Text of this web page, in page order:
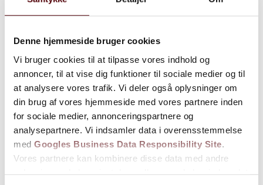
Denne hjemmeside bruger cookies
Vi bruger cookies til at tilpasse vores indhold og
annoncer, til at vise dig funktioner til sociale medier og til
at analysere vores trafik. Vi deler også oplysninger om
din brug af vores hjemmeside med vores partnere inden
for sociale medier, annonceringspartnere og
analysepartnere. Vi indsamler data i overensstemmelse
med Googles Business Data Responsibility Site
Vores partnere kan kombinere disse data med andre